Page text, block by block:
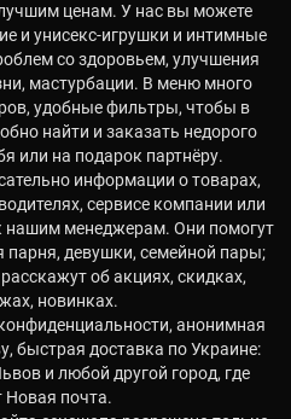
ценам. У нас вы можете
и унисекс-игрушки и интимные
со здоровьем, улучшения
мастурбации. В меню много
удобные фильтры, чтобы в
найти и заказать недорого
или на подарок партнёру.
информации о товарах,
сервисе компании или
нашим менеджерам. Они помогут
парня, девушки, семейной пары;
об акциях, скидках,
новинках.
анонимная
быстрая доставка по Украине:
и любой другой город, где
Новая почта.